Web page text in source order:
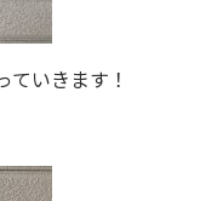
いきます！